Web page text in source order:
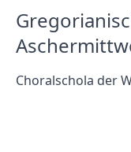
Choralschola der